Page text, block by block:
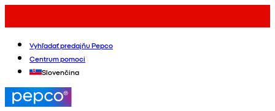
Vyhľadať predajňu Pepco
Centrum pomoci
Slovenčina